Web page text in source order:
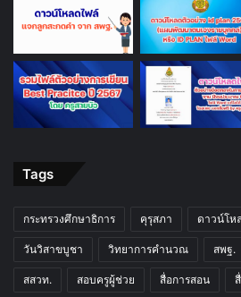
Tags
กระทรวงศึกษาธิการ คุรุสภา ดาวน์โห
วันวิสาขบูชา วิทยาการคำนวณ สพฐ.
สสวท. สอบครูผู้ช่วย สื่อการสอน